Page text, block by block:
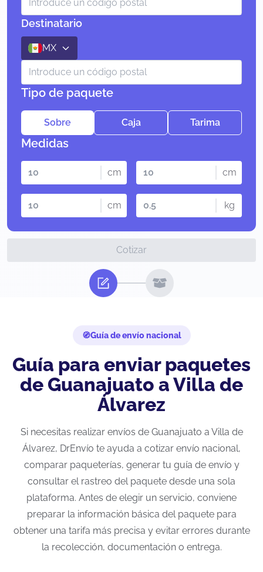
Destinatario
MX
Tipo de paquete
Sobre Caja Tarima
Medidas
cm cm
cm kg
Cotizar
Guía de envío nacional
Guía para enviar paquetes
de Guanajuato a Villa de
Álvarez
Si necesitas realizar envíos de Guanajuato a Villa de
Álvarez, DrEnvío te ayuda a cotizar envío nacional,
comparar paqueterías, generar tu guía de envío y
consultar el rastreo del paquete desde una sola
plataforma. Antes de elegir un servicio, conviene
preparar la información básica del paquete para
obtener una tarifa más precisa y evitar errores durante
la recolección, documentación o entrega.